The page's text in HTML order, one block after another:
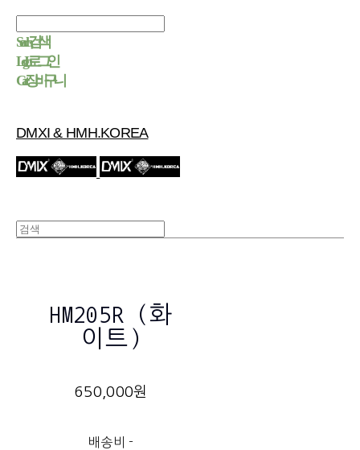
Search검색
Log In로그인
Cart장바구니
DMXI & HMH.KOREA
HM205R (화
이트)
650,000원
배송비 -